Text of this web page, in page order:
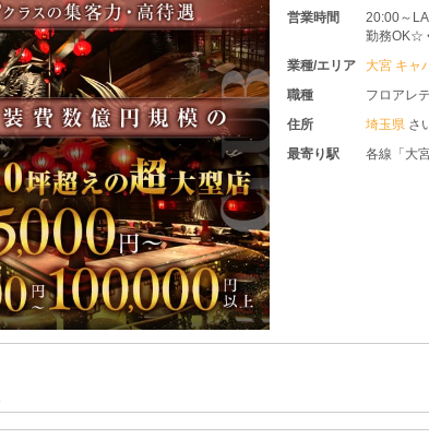
営業時間
20:00～
勤務OK☆
業種/エリア
大宮 キャ
職種
フロアレ
住所
埼玉県 さ
最寄り駅
各線「大